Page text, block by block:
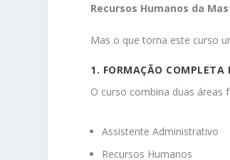
Recursos Humanos da
Mas o que torna este curso
1. FORMAÇÃO COMPLETA
O curso combina duas áreas
Assistente Administrativo
Recursos Humanos